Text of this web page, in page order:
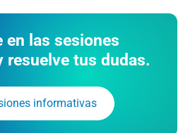
en las sesiones
resuelve tus dudas.
informativas